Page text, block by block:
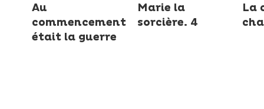
Au
commencement
était la guerre
Marie la
sorcière. 4
La